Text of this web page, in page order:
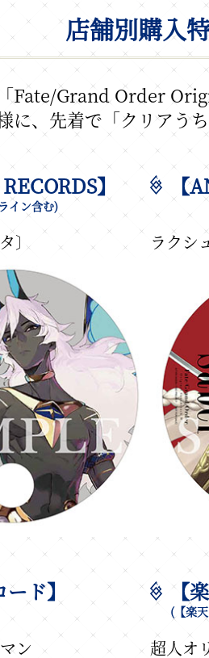
店舗別購入
Fate/Grand Order
、 先着で「クリアう
】
イン含む)
〕
【
ラクシ
ド】
ン
【
(【楽
超人オ